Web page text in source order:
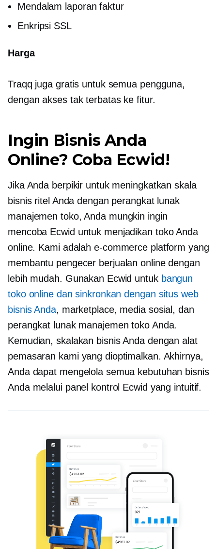
Mendalam laporan faktur
Enkripsi SSL
Harga
Traqq juga gratis untuk semua pengguna,
dengan akses tak terbatas ke fitur.
Ingin Bisnis Anda
Online? Coba Ecwid!
Jika Anda berpikir untuk meningkatkan skala
bisnis ritel Anda dengan perangkat lunak
manajemen toko, Anda mungkin ingin
mencoba Ecwid untuk menjadikan toko Anda
online. Kami adalah e-commerce platform yang
membantu pengecer berjualan online dengan
lebih mudah. Gunakan Ecwid untuk bangun
toko online dan sinkronkan dengan situs web
bisnis Anda, marketplace, media sosial, dan
perangkat lunak manajemen toko Anda.
Kemudian, skalakan bisnis Anda dengan alat
pemasaran kami yang dioptimalkan. Akhirnya,
Anda dapat mengelola semua kebutuhan bisnis
Anda melalui panel kontrol Ecwid yang intuitif.